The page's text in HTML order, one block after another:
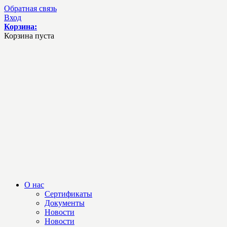
Обратная связь
Вход
Корзина:
Корзина пуста
О нас
Сертификаты
Документы
Новости
Новости